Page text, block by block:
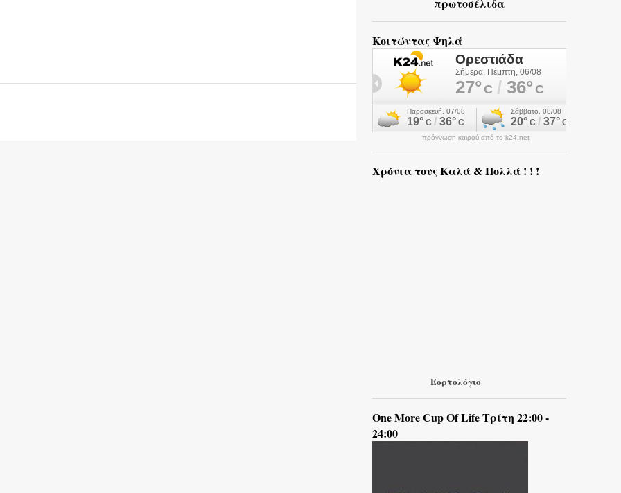
Κοιτώντας Ψηλά
πρόγνωση καιρού από το k24.net
Χρόνια τους Καλά & Πολλά ! ! !
Εορτολόγιο
One More Cup Of Life Τρίτη 22:00 -
24:00